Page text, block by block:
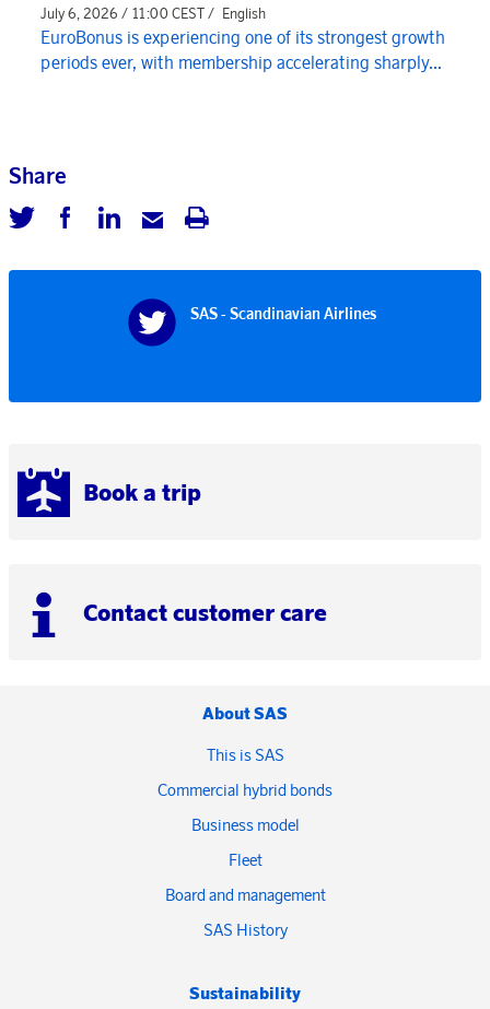
Book a trip
Contact customer care
July 6, 2026 / 11:00 CEST / English
EuroBonus is experiencing one of its strongest growth
periods ever, with membership accelerating sharply...
Share
SAS - Scandinavian Airlines
About SAS
This is SAS
Commercial hybrid bonds
Business model
Fleet
Board and management
SAS History
Sustainability